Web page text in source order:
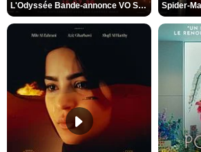
L'Odyssée Bande-annonce VO STFR